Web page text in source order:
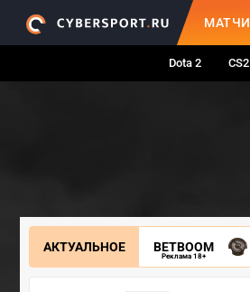
МАТЧИ
Dota 2 CS2
АКТУАЛЬНОЕ BETBOOM
Реклама 18+